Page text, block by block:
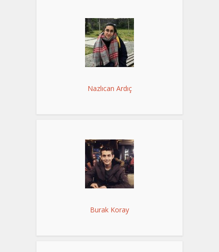
Nazlıcan Ardıç
Burak Koray